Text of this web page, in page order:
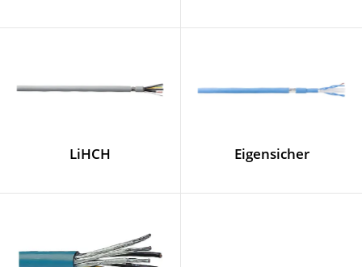
LiHCH Eigensicher